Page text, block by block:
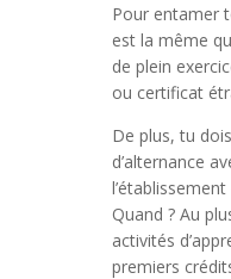
Pour entamer
est la même
de plein
ou certificat
De plus, tu
d’alternance
Quand ? Au
activités
premiers